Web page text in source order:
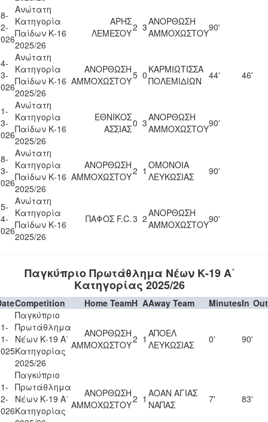
Ανώτατη
Κατηγορία
Παίδων Κ-16
2025/26
ΑΡΗΣ
ΛΕΜΕΣΟΥ2 3ΑΝΟΡΘΩΣΗ
ΑΜΜΟΧΩΣΤΟΥ90'
Ανώτατη
Κατηγορία
Παίδων Κ-16
2025/26
ΑΝΟΡΘΩΣΗ
ΑΜΜΟΧΩΣΤΟΥ5 0 ΚΑΡΜΙΩΤΙΣΣΑ
ΠΟΛΕΜΙΔΙΩΝ
44' 46'
Ανώτατη
Κατηγορία
Παίδων Κ-16
2025/26
ΕΘΝΙΚΟΣ
ΑΣΣΙΑΣ0 3ΑΝΟΡΘΩΣΗ
ΑΜΜΟΧΩΣΤΟΥ90'
Ανώτατη
Κατηγορία
Παίδων Κ-16
2025/26
ΑΝΟΡΘΩΣΗ
ΑΜΜΟΧΩΣΤΟΥ2 1 ΟΜΟΝΟΙΑ
ΛΕΥΚΩΣΙΑΣ
90'
Ανώτατη
Κατηγορία
Παίδων Κ-16
2025/26
ΠΑΦΟΣ F.C.3 2ΑΝΟΡΘΩΣΗ
ΑΜΜΟΧΩΣΤΟΥ90'
Παγκύπριο Πρωτάθλημα Νέων Κ-19 Α΄
Κατηγορίας 2025/26
Competition Home TeamH AAway Team MinutesIn Out
Παγκύπριο
Πρωτάθλημα
Νέων Κ-19 Α΄
Κατηγορίας
2025/26
ΑΝΟΡΘΩΣΗ
ΑΜΜΟΧΩΣΤΟΥ2 1 ΑΠΟΕΛ
ΛΕΥΚΩΣΙΑΣ
0' 90'
Παγκύπριο
Πρωτάθλημα
Νέων Κ-19 Α΄
Κατηγορίας
ΑΝΟΡΘΩΣΗ
ΑΜΜΟΧΩΣΤΟΥ2 1 ΑΟΑΝ ΑΓΙΑΣ
ΝΑΠΑΣ
7' 83'